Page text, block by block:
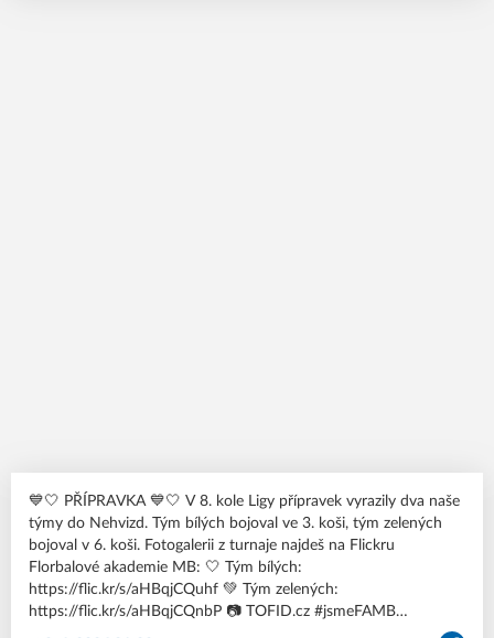
💙🤍 PŘÍPRAVKA 💙🤍 V 8. kole Ligy přípravek vyrazily dva naše
týmy do Nehvizd. Tým bílých bojoval ve 3. koši, tým zelených
bojoval v 6. koši. Fotogalerii z turnaje najdeš na Flickru
Florbalové akademie MB: 🤍 Tým bílých:
https://flic.kr/s/aHBqjCQuhf 💚 Tým zelených:
https://flic.kr/s/aHBqjCQnbP 📷 TOFID.cz #jsmeFAMB